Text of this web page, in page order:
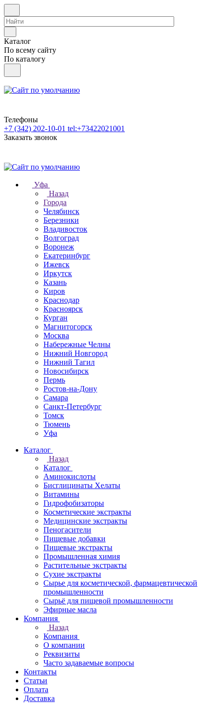
Каталог
По всему сайту
По каталогу
Телефоны
+7 (342) 202-10-01 tel:+73422021001
Заказать звонок
Уфа
Назад
Города
Челябинск
Березники
Владивосток
Волгоград
Воронеж
Екатеринбург
Ижевск
Иркутск
Казань
Киров
Краснодар
Красноярск
Курган
Магнитогорск
Москва
Набережные Челны
Нижний Новгород
Нижний Тагил
Новосибирск
Пермь
Ростов-на-Дону
Самара
Санкт-Петербург
Томск
Тюмень
Уфа
Каталог
Назад
Каталог
Аминокислоты
Бисглицинаты Хелаты
Витамины
Гидрофобизаторы
Косметические экстракты
Медицинские экстракты
Пеногасители
Пищевые добавки
Пищевые экстракты
Промышленная химия
Растительные экстракты
Сухие экстракты
Сырье для косметической, фармацевтической
промышленности
Сырьё для пищевой промышленности
Эфирные масла
Компания
Назад
Компания
О компании
Реквизиты
Часто задаваемые вопросы
Контакты
Статьи
Оплата
Доставка